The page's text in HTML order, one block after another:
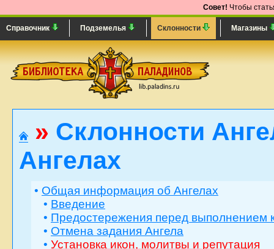
Совет! Чтобы
Справочник Подземелья Склонности Магазины
» Склонности
Ангелах
• Общая информация об Ангелах
• Введение
• Предостережения перед выполнением
• Отмена задания Ангела
• Установка икон, молитвы и репутация